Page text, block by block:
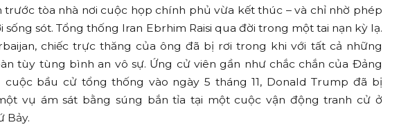
tòa nhà nơi cuộc họp chính phủ vừa kết thúc – và chỉ nhờ phép
sống sót. Tổng thống Iran Ebrhim Raisi qua đời trong một tai nạn kỳ lạ.
chiếc trực thăng của ông đã bị rơi trong khi với tất cả những
tùy tùng bình an vô sự. Ứng cử viên gần như chắc chắn của Đảng
bầu cử tổng thống vào ngày 5 tháng 11, Donald Trump đã bị
vụ ám sát bằng súng bắn tỉa tại một cuộc vận động tranh cử ở
Bảy.